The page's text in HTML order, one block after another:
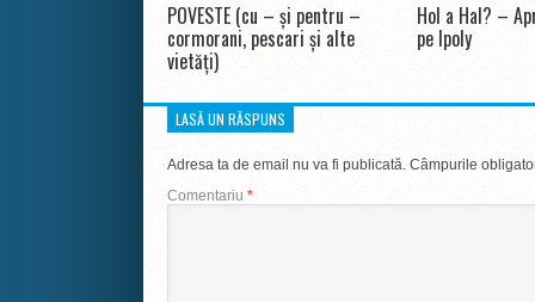
POVESTE (cu – și pentru –
cormorani, pescari și alte
vietăți)
Hol a Hal? –
pe Ipoly
LASĂ UN RĂSPUNS
Adresa ta de email nu va fi publicată. Câmpurile
Comentariu *